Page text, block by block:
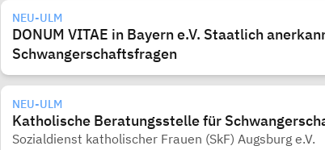
NEU-ULM
DONUM VITAE in Bayern e.V. Staatlich
Schwangerschaftsfragen
NEU-ULM
Katholische Beratungsstelle für
Sozialdienst katholischer Frauen (SkF) Augsburg e.V.